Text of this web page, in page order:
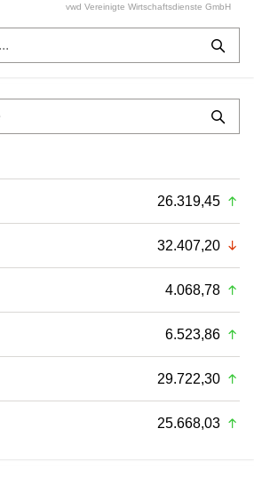
vwd Vereinigte Wirtschaftsdienste GmbH
26.319,45
32.407,20
4.068,78
6.523,86
29.722,30
25.668,03